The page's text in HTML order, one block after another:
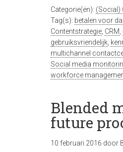
Categorie(ën): (Social)
Tag(s): betalen voor
Contentstrategie CRM
gebruiksvriendelijk
multichannel
Social media
workforce
Blended
future
10 februari 2016 door